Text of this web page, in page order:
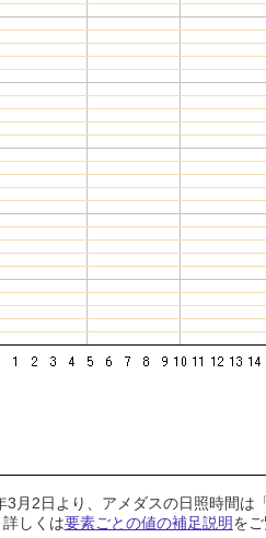
3月2日より、アメダスの日照時間は
しくは要素ごとの値の補足説明をご